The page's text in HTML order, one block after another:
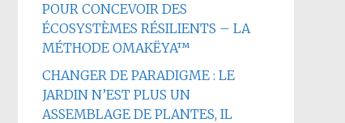
POUR CONCEVOIR DES
ÉCOSYSTÈMES RÉSILIENTS – LA
MÉTHODE OMAKËYA™
CHANGER DE PARADIGME : LE
JARDIN N’EST PLUS UN
ASSEMBLAGE DE PLANTES, IL